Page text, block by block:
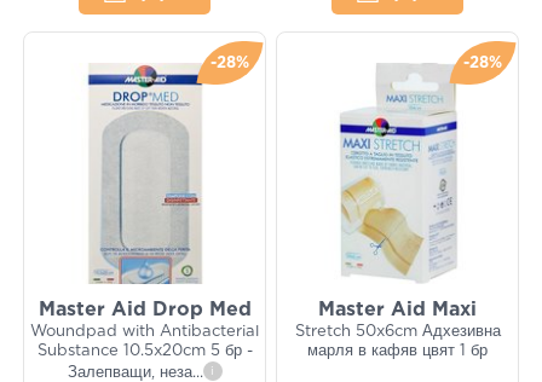
-28%
Master Aid Drop Med
Woundpad with Antibacterial
Substance 10.5x20cm 5 бр -
Залепващи, неза... i
-28%
Master Aid Maxi
Stretch 50x6cm Адхезивна
марля в кафяв цвят 1 бр